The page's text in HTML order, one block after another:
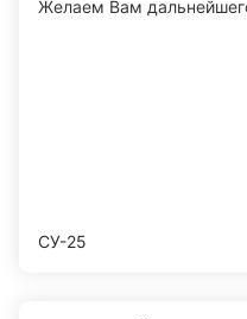
Желаем Вам
СУ-25